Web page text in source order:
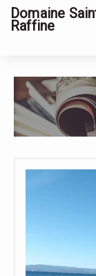
Domaine
Raffine